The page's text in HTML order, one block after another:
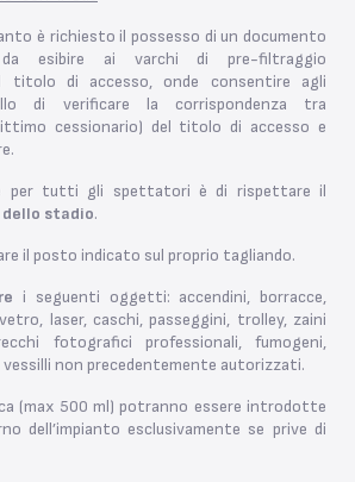
è richiesto il possesso di un documento
da esibire ai varchi di pre-filtraggio
titolo di accesso, onde consentire agli
di verificare la corrispondenza tra
cessionario) del titolo di accesso e
per tutti gli spettatori è di rispettare il
dello stadio.
il posto indicato sul proprio tagliando.
i seguenti oggetti: accendini, borracce,
laser, caschi, passeggini, trolley, zaini
fotografici professionali, fumogeni,
non precedentemente autorizzati.
(max 500 ml) potranno essere introdotte
dell’impianto esclusivamente se prive di